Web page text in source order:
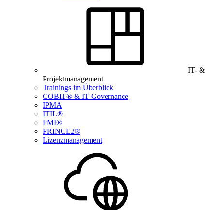
IT- &
Projektmanagement
Trainings im Überblick
COBIT® & IT Governance
IPMA
ITIL®
PMI®
PRINCE2®
Lizenzmanagement